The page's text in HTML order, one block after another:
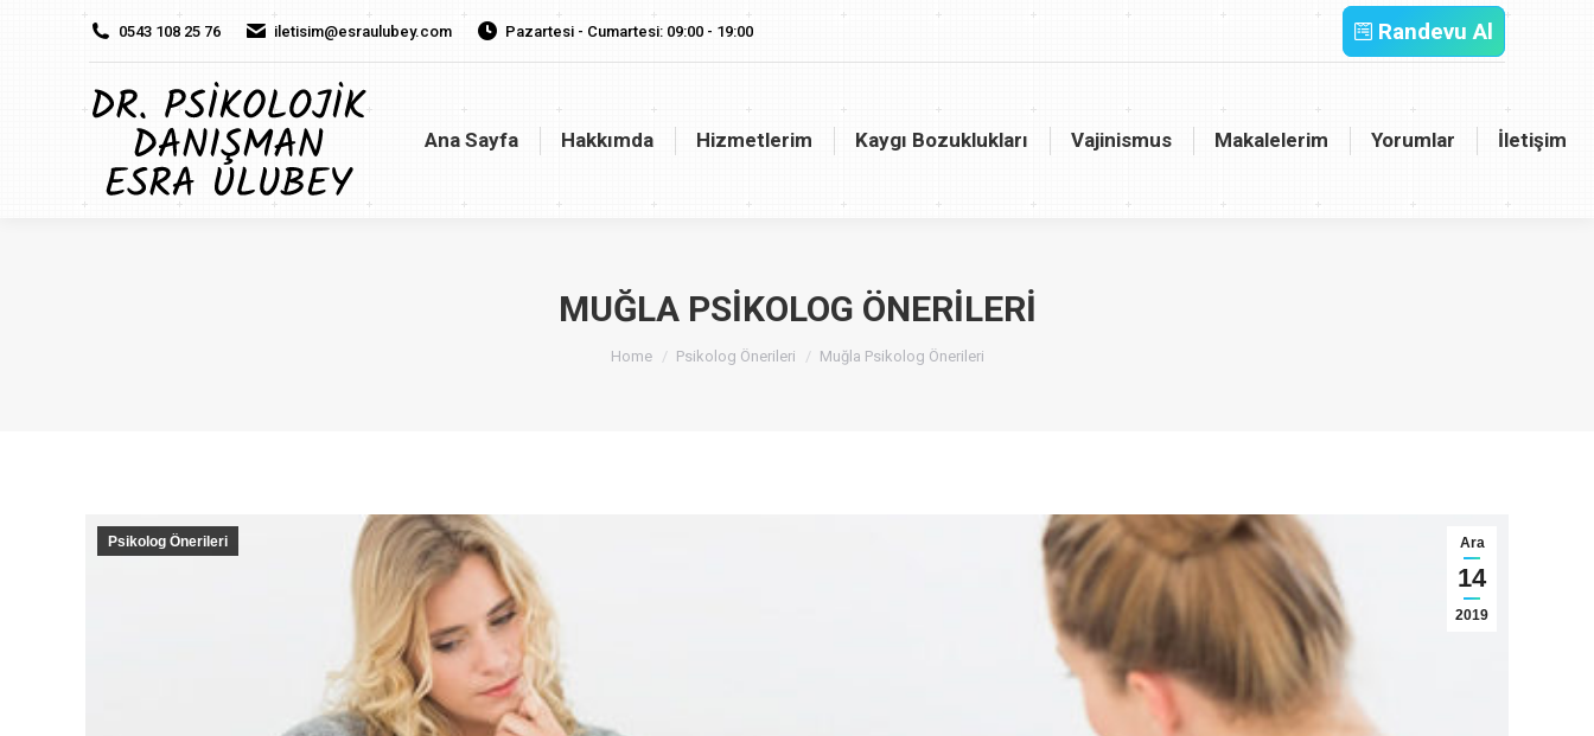
0543 108 25 76 iletisim@esraulubey.com Pazartesi - Cumartesi: 09:00 - 19:00 Randevu Al
Ana Sayfa Hakkımda Hizmetlerim Kaygı Bozuklukları Vajinismus Makalelerim Yorumlar İletişim
MUĞLA PSIKOLOG ÖNERILERI
You are here:
Home Psikolog Önerileri Muğla Psikolog Önerileri
Ara
14
2019
Psikolog Önerileri
Ana Sayfa Yorumlar İletişim